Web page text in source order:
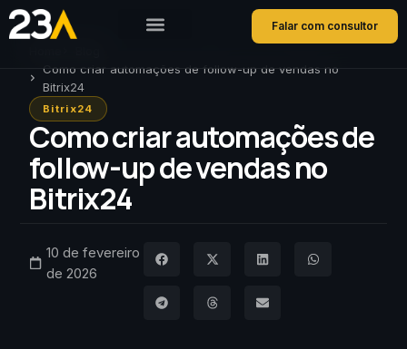
Falar com consultor
Como criar automações de follow-up de vendas no
Bitrix24
Bitrix24
Como criar automações de
follow-up de vendas no
Bitrix24
10 de fevereiro
de 2026